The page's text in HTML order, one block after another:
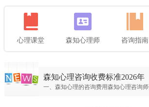
心理课堂 森知心理师 咨询指南
森知心理咨询收费标准2026年